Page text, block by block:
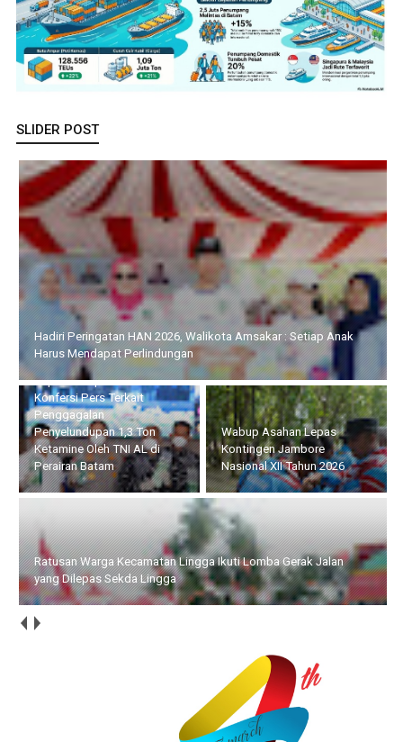
SLIDER POST
Kapolda Kepri Hadiri Konfersi Pers Terkait Penggagalan
Penyelundupan 1,3 Ton Ketamine Oleh TNI AL di Perairan Batam
Wabup Asahan Lepas
Kontingen Jambore
Nasional XII Tahun 2026
Ratusan Warga Kecamatan
Lingga Ikuti Lomba Gerak
Jalan yang Dilepas Sekda
Lingga
Semarak HUT ke-81 RI, BP Batam Turut Meriahkan Pawai
Pembangunan